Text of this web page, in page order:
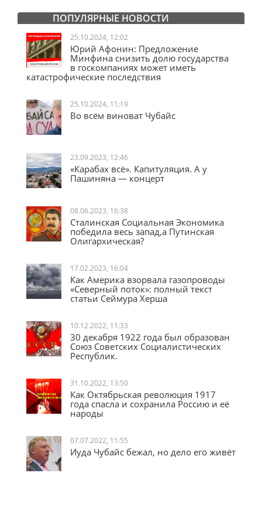
ПОПУЛЯРНЫЕ НОВОСТИ
25.10.2024, 12:02
Юрий Афонин: Предложение
Минфина снизить долю государства
в госкомпаниях может иметь
катастрофические последствия
25.10.2024, 11:19
Во всём виноват Чубайс
23.09.2023, 12:46
«Карабах всё». Капитуляция. А у
Пашиняна — концерт
08.06.2023, 16:38
Сталинская Социальная Экономика
победила весь запад,а Путинская
Олигархическая?
17.02.2023, 16:04
Как Америка взорвала газопроводы
«Северный поток»: полный текст
статьи Сеймура Херша
10.12.2022, 11:33
30 декабря 1922 года был образован
Союз Советских Социалистических
Республик.
31.10.2022, 13:50
Как Октябрьская революция 1917
года спасла и сохранила Россию и её
народы
07.07.2022, 11:55
Иуда Чубайс бежал, но дело его живёт